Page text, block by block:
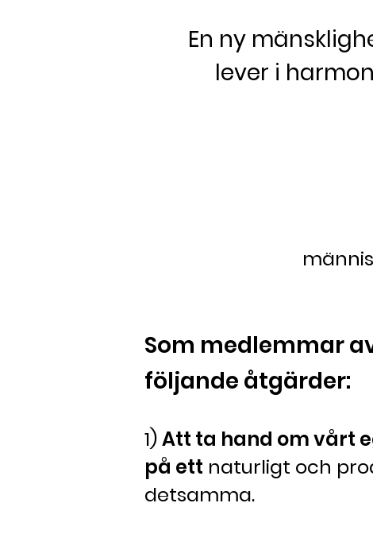
En ny
lever i
Som medlemmar
följande åtgärder:
1)Att ta hand om vårt
på ett naturligt och
detsamma.